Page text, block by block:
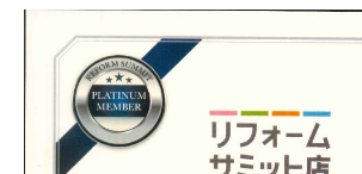
塗装工事の流れ
業者の選び方
豆知識・コラム